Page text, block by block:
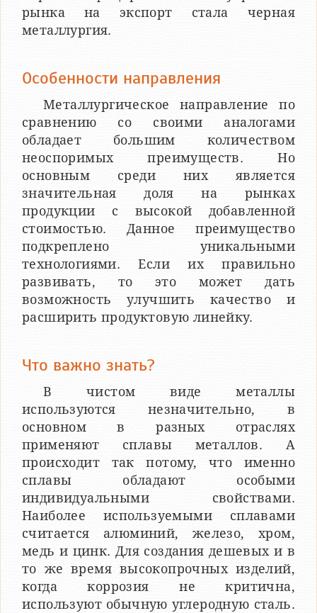
рынка на экспорт стала черная
металлургия.
Особенности направления
Металлургическое направление по
сравнению со своими аналогами
обладает большим количеством
неоспоримых преимуществ. Но
основным среди них является
значительная доля на рынках
продукции с высокой добавленной
стоимостью. Данное преимущество
подкреплено уникальными
технологиями. Если их правильно
развивать, то это может дать
возможность улучшить качество и
расширить продуктовую линейку.
Что важно знать?
В чистом виде металлы
используются незначительно, в
основном в разных отраслях
применяют сплавы металлов. А
происходит так потому, что именно
сплавы обладают особыми
индивидуальными свойствами.
Наиболее используемыми сплавами
считается алюминий, железо, хром,
медь и цинк. Для создания дешевых и в
то же время высокопрочных изделий,
когда коррозия не критична,
используют обычную углеродную сталь.